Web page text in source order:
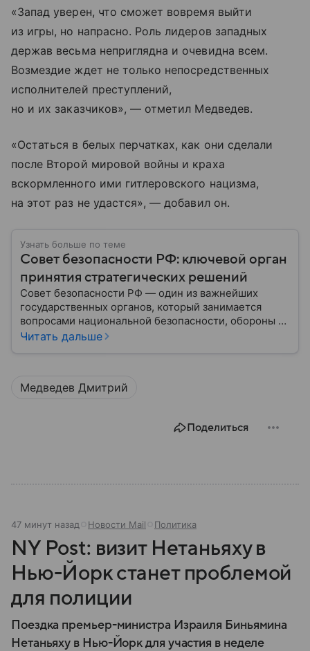
«Запад уверен, что сможет вовремя выйти
из игры, но напрасно. Роль лидеров западных
держав весьма неприглядна и очевидна всем.
Возмездие ждет не только непосредственных
исполнителей преступлений,
но и их заказчиков», — отметил Медведев.
«Остаться в белых перчатках, как они сделали
после Второй мировой войны и краха
вскормленного ими гитлеровского нацизма,
на этот раз не удастся», — добавил он.
Узнать больше по теме
Совет безопасности РФ: ключевой орган
принятия стратегических решений
Совет безопасности РФ — один из важнейших
государственных органов, который занимается
вопросами национальной безопасности, обороны и
стратегического планирования. В этом материале
Читать дальше
Медведев Дмитрий
Поделиться
47 минут назад Новости Mail Политика
NY Post: визит Нетаньяху в
Нью-Йорк станет проблемой
для полиции
Поездка премьер-министра Израиля Биньямина
Нетаньяху в Нью-Йорк для участия в неделе